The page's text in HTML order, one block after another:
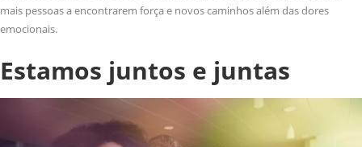
mais pessoas a encontrarem força e novos caminhos além das dores
emocionais.
Estamos juntos e juntas